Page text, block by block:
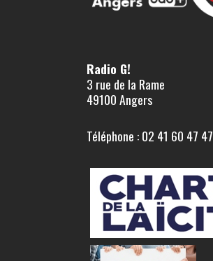
Radio G!
3 rue de la Rame
49100 Angers
Téléphone : 02 41 60 47 47